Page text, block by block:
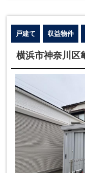
戸建て 収益物件
横浜市神奈川